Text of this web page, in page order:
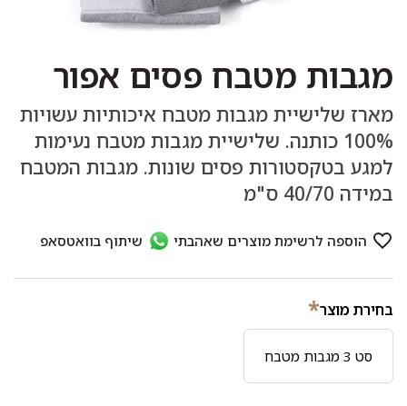
מגבות מטבח פסים אפור
מארז שלישיית מגבות מטבח איכותיות עשויות
100% כותנה. שלישיית מגבות מטבח נעימות
למגע בטקסטורות פסים שונות. מגבות המטבח
במידה 40/70 ס"מ
בחירת מוצר*
סט 3 מגבות מטבח